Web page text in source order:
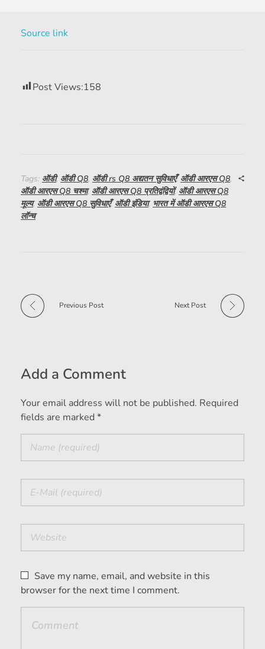
Source link
Post Views:158
Tags: ऑडी, ऑडी Q8, ऑडी rs Q8 अद्यतन सुविधाएँ,ऑडी आरएस Q8,
ऑडी आरएस Q8 चश्मा, ऑडी आरएस Q8 प्रतिद्वंद्वियों, ऑडी आरएस Q8
मूल्य, ऑडी आरएस Q8 सुविधाएँ,ऑडी इंडिया, भारत में ऑडी आरएस Q8
लॉन्च
Previous Post Next Post
Add a Comment
Your email address will not be published. Required
fields are marked *
Save my name, email, and website in this
browser for the next time I comment.